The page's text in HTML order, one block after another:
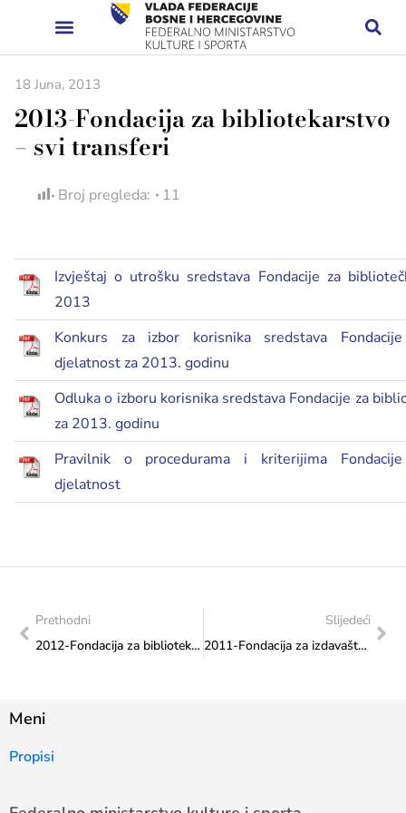
18 Juna, 2013
2013-Fondacija za bibliotekarstvo
– svi transferi
Broj pregleda: 11
Izvještaj o utrošku sredstava Fondacije za
2013
Konkurs za izbor korisnika sredstava
djelatnost za 2013. godinu
Odluka o izboru korisnika sredstava Fondacije za
za 2013. godinu
Pravilnik o procedurama i kriterijima
djelatnost
Prethodni
2012-Fondacija za bibliotekarstvo – svi transferi
Slijedeći
2011-Fondacija za izdavaštvo – svi transferi
Meni
Propisi